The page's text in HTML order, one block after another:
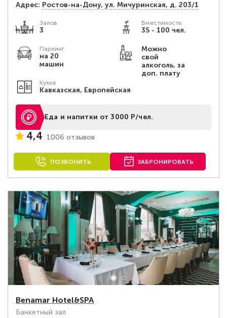
Адрес: Ростов-на-Дону, ул. Мичуринская, д. 203/1
Залов
3
Вместимость:
35 - 100 чел.
Паркинг
на 20
машин
Можно
свой
алкоголь, за
доп. плату
Кухня
Кавказская, Европейская
Еда и напитки от 3000 Р/чел.
4,4 1006 отзывов
ПОЗВОНИТЬ ЗАБРОНИРОВАТЬ
Benamar Hotel&SPA
Банкетный зал